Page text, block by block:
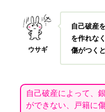
ウサギ
自己破産
を作れな
傷がつく
自己破産によって、
ができない、戸籍に